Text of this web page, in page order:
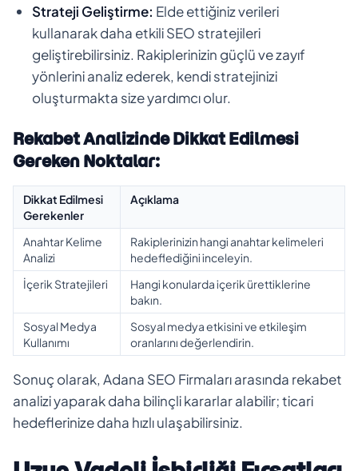
Strateji Geliştirme: Elde ettiğiniz verileri
kullanarak daha etkili SEO stratejileri
geliştirebilirsiniz. Rakiplerinizin güçlü ve zayıf
yönlerini analiz ederek, kendi stratejinizi
oluşturmakta size yardımcı olur.
Rekabet Analizinde Dikkat Edilmesi
Gereken Noktalar:
Dikkat Edilmesi
Gerekenler
Açıklama
Anahtar Kelime
Analizi
Rakiplerinizin hangi anahtar kelimeleri
hedeflediğini inceleyin.
İçerik Stratejileri
Hangi konularda içerik ürettiklerine
bakın.
Sosyal Medya
Kullanımı
Sosyal medya etkisini ve etkileşim
oranlarını değerlendirin.
Sonuç olarak, Adana SEO Firmaları arasında rekabet
analizi yaparak daha bilinçli kararlar alabilir; ticari
hedeflerinize daha hızlı ulaşabilirsiniz.